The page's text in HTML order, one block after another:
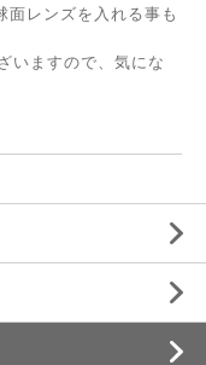
レンズを入れる事も
いますので、気にな